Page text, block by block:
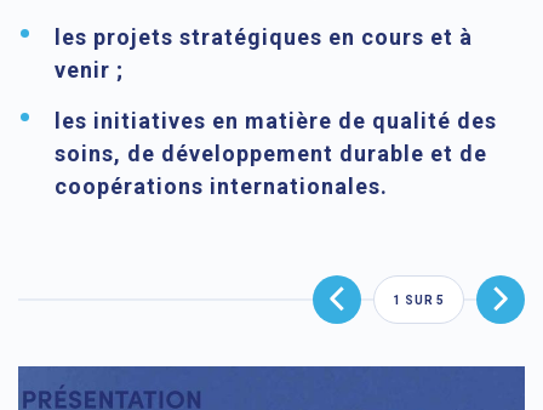
les projets stratégiques en cours et à
venir ;
les initiatives en matière de qualité des
soins, de développement durable et de
coopérations internationales.
1 SUR 5